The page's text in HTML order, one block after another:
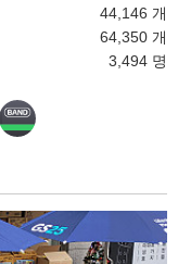
44,146 개
64,350 개
3,494 명